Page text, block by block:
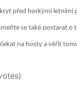
před horkými
se také postarat
na hosty a věřit